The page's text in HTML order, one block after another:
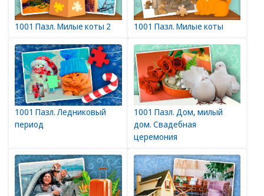
1001 Пазл. Милые коты 2 1001 Пазл. Милые коты
1001 Пазл. Ледниковый
период
1001 Пазл. Дом, милый
дом. Свадебная
церемония